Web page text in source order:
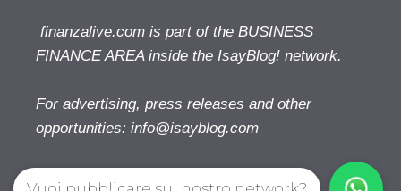
finanzalive.com is part of the BUSINESS
FINANCE AREA inside the IsayBlog! network.
For advertising, press releases and other
opportunities: info@isayblog.com